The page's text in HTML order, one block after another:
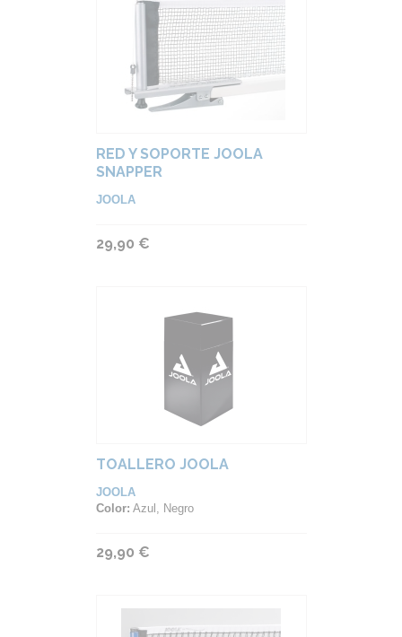
RED Y SOPORTE JOOLA
SNAPPER
JOOLA
29,90 €
TOALLERO JOOLA
JOOLA
Color: Azul, Negro
29,90 €